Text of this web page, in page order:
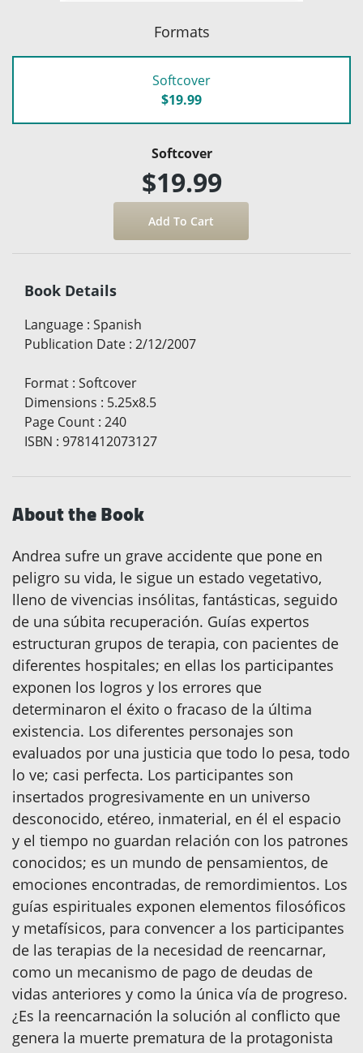
Formats
Softcover
$19.99
Softcover
$19.99
Book Details
Language : Spanish
Publication Date : 2/12/2007
Format : Softcover
Dimensions : 5.25x8.5
Page Count : 240
ISBN : 9781412073127
About the Book
Andrea sufre un grave accidente que pone en
peligro su vida, le sigue un estado vegetativo,
lleno de vivencias insólitas, fantásticas, seguido
de una súbita recuperación. Guías expertos
estructuran grupos de terapia, con pacientes de
diferentes hospitales; en ellas los participantes
exponen los logros y los errores que
determinaron el éxito o fracaso de la última
existencia. Los diferentes personajes son
evaluados por una justicia que todo lo pesa, todo
lo ve; casi perfecta. Los participantes son
insertados progresivamente en un universo
desconocido, etéreo, inmaterial, en él el espacio
y el tiempo no guardan relación con los patrones
conocidos; es un mundo de pensamientos, de
emociones encontradas, de remordimientos. Los
guías espirituales exponen elementos filosóficos
y metafísicos, para convencer a los participantes
de las terapias de la necesidad de reencarnar,
como un mecanismo de pago de deudas de
vidas anteriores y como la única vía de progreso.
¿Es la reencarnación la solución al conflicto que
genera la muerte prematura de la protagonista